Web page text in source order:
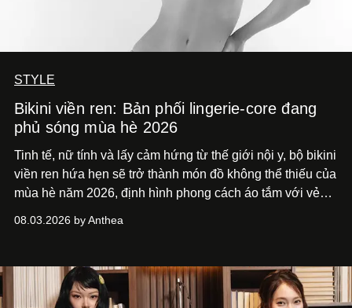
STYLE
Bikini viền ren: Bản phối lingerie-core đang
phủ sóng mùa hè 2026
Tinh tế, nữ tính và lấy cảm hứng từ thế giới nội y, bộ bikini
viền ren hứa hẹn sẽ trở thành món đồ không thể thiếu của
mùa hè năm 2026, định hình phong cách áo tắm với vẻ
08.03.2026 by Anthea